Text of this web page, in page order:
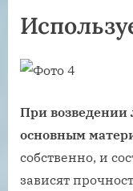
При возведении
основным
собственно, и
зависят